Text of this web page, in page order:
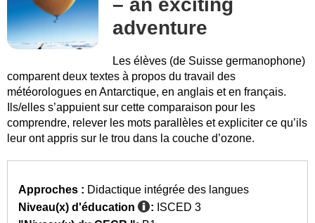
– an exciting
adventure
Les élèves (de Suisse germanophone)
comparent deux textes à propos du travail des
météorologues en Antarctique, en anglais et en français.
Ils/elles s’appuient sur cette comparaison pour les
comprendre, relever les mots parallèles et expliciter ce qu’ils
leur ont appris sur le trou dans la couche d’ozone.
Approches : Didactique intégrée des langues
Niveau(x) d'éducation
: ISCED 3